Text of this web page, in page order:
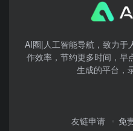
AI圈|人工智能导航，致力于
作效率，节约更多时间，早
生成的平台，
友链申请 免